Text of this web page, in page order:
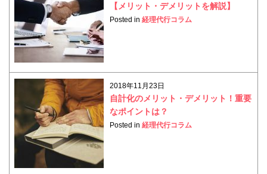
【メリット・デメリットを解説】
Posted in経理代行コラム
2018年11月23日
自計化のメリット・デメリット！重要
なポイントは？
Posted in経理代行コラム